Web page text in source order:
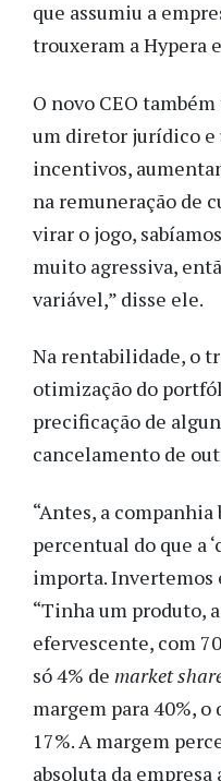
que assumiu a
trouxeram a Hypera
O novo CEO
um diretor jurídico e
incentivos,
na remuneração de
virar o jogo,
muito agressiva,
variável,” disse ele.
Na rentabilidade, o
otimização do
precificação de
cancelamento de
“Antes, a
percentual do que a
importa. Invertemos
“Tinha um produto,
efervescente, com
só 4% de market
margem para 40%, o
17%. A margem
absoluta da